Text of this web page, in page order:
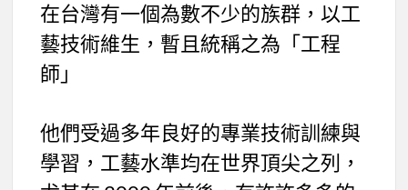
在台灣有一個為數不少的族群，以工
藝技術維生，暫且統稱之為「工程
師」
他們受過多年良好的專業技術訓練與
學習，工藝水準均在世界頂尖之列，